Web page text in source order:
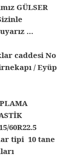
GÜLSER
…
caddesi No
/ Eyüp
60R22.5
tipi 10 tane